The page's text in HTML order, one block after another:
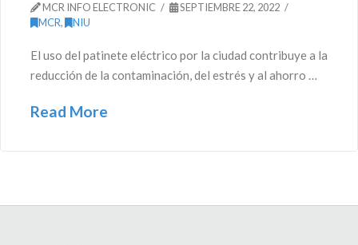
MCR INFO ELECTRONIC
SEPTIEMBRE 22, 2022
MCR, NIU
El uso del patinete eléctrico por la ciudad contribuye a la
reducción de la contaminación, del estrés y al ahorro …
Read More